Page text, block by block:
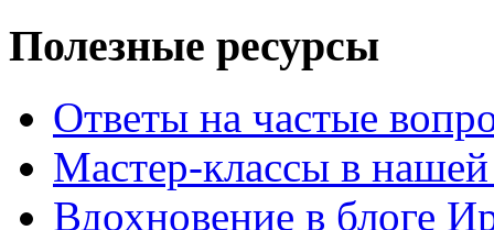
Полезные ресурсы
Ответы на частые
Мастер-классы в нашей
Вдохновение в блоге